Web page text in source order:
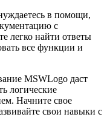
в помощи,
с
легко найти ответы
все функции и
MSWLogo даст
логические
Начните свое
свои навыки с